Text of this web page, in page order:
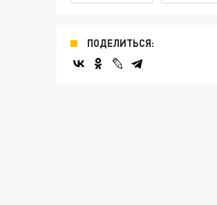
ПОДЕЛИТЬСЯ: